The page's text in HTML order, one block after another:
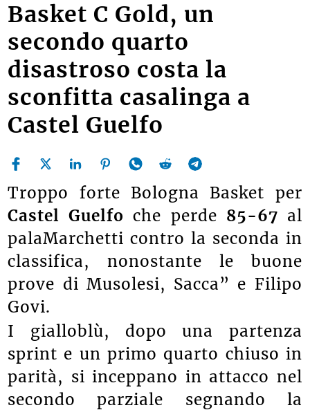
Basket C Gold, un
secondo quarto
disastroso costa la
sconfitta casalinga a
Castel Guelfo
Troppo forte Bologna Basket per
Castel Guelfo che perde 85-67 al
palaMarchetti contro la seconda in
classifica, nonostante le buone
prove di Musolesi, Sacca” e Filipo
Govi.
I gialloblù, dopo una partenza
sprint e un primo quarto chiuso in
parità, si inceppano in attacco nel
secondo parziale segnando la